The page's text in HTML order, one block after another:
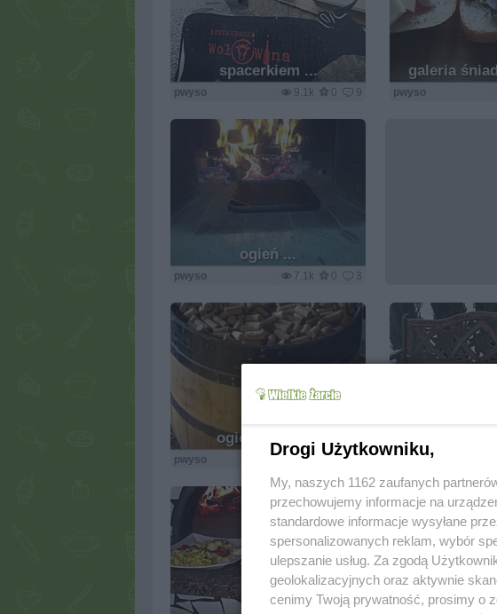
spacerkiem ...
9.1k 0 9
pwyso
galeria
pwyso
ogień ...
7.1k 0 3
pwyso
ogień i wino ...
6.8k
pwyso
Drogi Użytkowniku,
My, naszych 1162 zaufanych
przechowujemy informacje na
standardowe informacje wysyłane
spersonalizowanych reklam, wybór
ulepszanie usług. Za zgodą
geolokalizacyjnych oraz aktywnie
cenimy Twoją prywatność, prosimy o